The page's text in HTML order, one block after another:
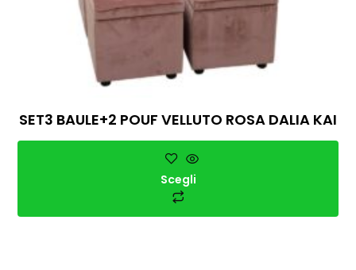
SET3 BAULE+2 POUF VELLUTO ROSA DALIA KAI
Scegli